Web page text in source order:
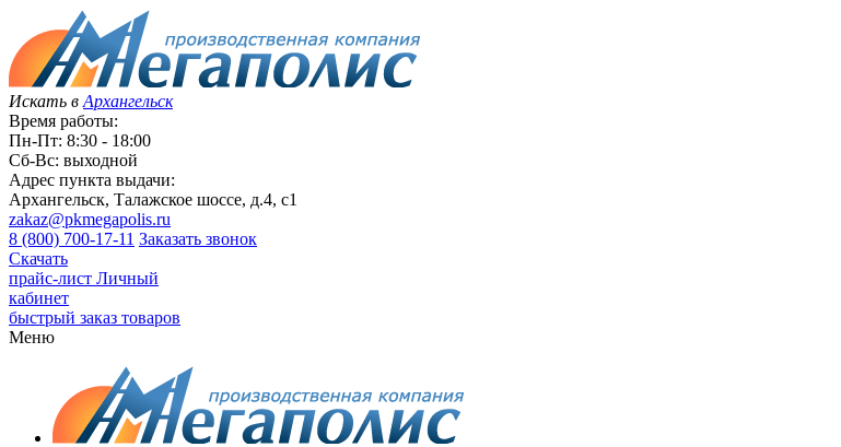
Искать в Архангельск
Время работы:
Пн-Пт: 8:30 - 18:00
Сб-Вс: выходной
Адрес пункта выдачи:
Архангельск, Талажское шоссе, д.4, с1
zakaz@pkmegapolis.ru
8 (800) 700-17-11 Заказать звонок
Скачать
прайс-лист Личный
кабинет
быстрый заказ товаров
Меню